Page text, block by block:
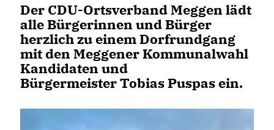
Der CDU-Ortsverband Meggen lädt
alle Bürgerinnen und Bürger
herzlich zu einem Dorfrundgang
mit den Meggener Kommunalwahl
Kandidaten und
Bürgermeister Tobias Puspas ein.